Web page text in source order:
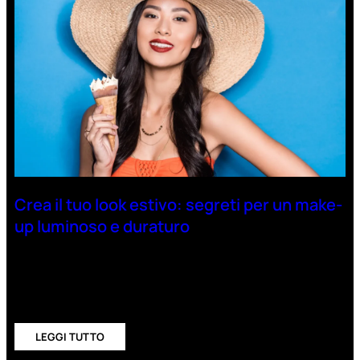
Antietà
uomo
Detergente
viso
uomo
uomo
Crea il tuo look estivo: segreti per un make-
up luminoso e duraturo
LEGGI TUTTO